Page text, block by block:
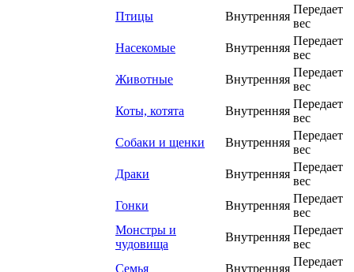
Птицы
Внутренняя
Передает
вес
Насекомые
Внутренняя
Передает
вес
Животные
Внутренняя
Передает
вес
Коты, котята
Внутренняя
Передает
вес
Собаки и щенки
Внутренняя
Передает
вес
Драки
Внутренняя
Передает
вес
Гонки
Внутренняя
Передает
вес
Монстры и
чудовища
Внутренняя
Передает
вес
Семья
Внутренняя
Передает